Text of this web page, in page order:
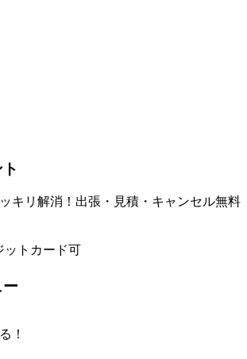
キリ解消！出張・見積・キャンセル無料
ットカード可
！